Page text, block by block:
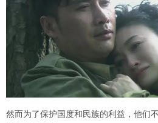
然而为了保护国度和民族的利益，他们